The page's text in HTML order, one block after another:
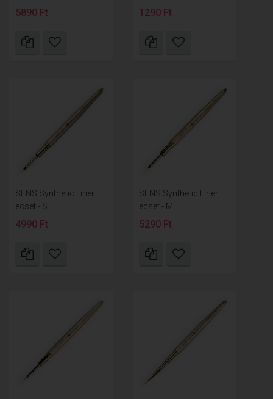
5890 Ft 1290 Ft
SENS Synthetic Liner
ecset - S
4990 Ft
SENS Synthetic Liner
ecset - M
5290 Ft